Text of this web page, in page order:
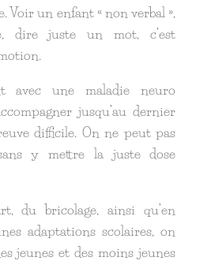
Voir un enfant « non verbal »,
dire juste un mot, c’est
avec une maladie neuro
jusqu’au dernier
difficile. On ne peut pas
y mettre la juste dose
du bricolage, ainsi qu’en
adaptations scolaires, on
jeunes et des moins jeunes